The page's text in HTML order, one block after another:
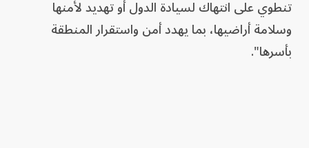
تنطوي على انتهاك لسيادة الدول أو تهديد لأمنها
وسلامة أراضيها، بما يهدد أمن واستقرار المنطقة
بأسرها".